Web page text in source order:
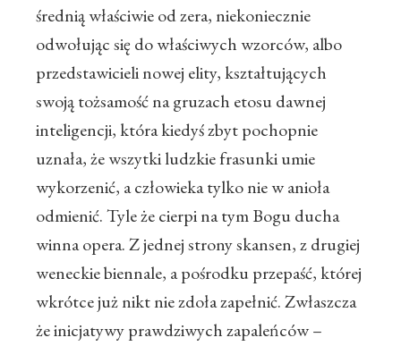
średnią właściwie od zera, niekoniecznie
odwołując się do właściwych wzorców, albo
przedstawicieli nowej elity, kształtujących
swoją tożsamość na gruzach etosu dawnej
inteligencji, która kiedyś zbyt pochopnie
uznała, że wszytki ludzkie frasunki umie
wykorzenić, a człowieka tylko nie w anioła
odmienić. Tyle że cierpi na tym Bogu ducha
winna opera. Z jednej strony skansen, z drugiej
weneckie biennale, a pośrodku przepaść, której
wkrótce już nikt nie zdoła zapełnić. Zwłaszcza
że inicjatywy prawdziwych zapaleńców –